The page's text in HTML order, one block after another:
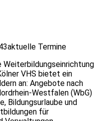
aktuelle Termine
Weiterbildungseinrichtung
VHS bietet ein
an: Angebote nach
Westfalen (WbG)
Bildungsurlaube und
für